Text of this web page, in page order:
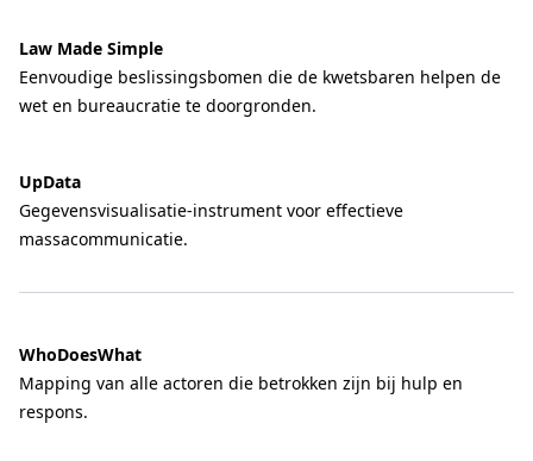
Law Made Simple
Eenvoudige beslissingsbomen die de kwetsbaren helpen de
wet en bureaucratie te doorgronden.
UpData
Gegevensvisualisatie-instrument voor effectieve
massacommunicatie.
WhoDoesWhat
Mapping van alle actoren die betrokken zijn bij hulp en
respons.